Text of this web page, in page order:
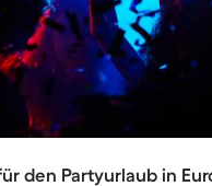
den Partyurlaub in